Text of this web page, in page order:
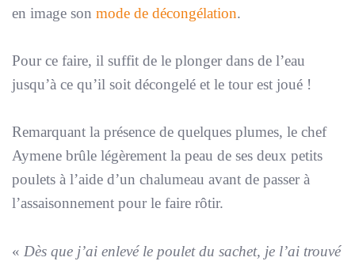
en image son mode de décongélation.
Pour ce faire, il suffit de le plonger dans de l’eau
jusqu’à ce qu’il soit décongelé et le tour est joué !
Remarquant la présence de quelques plumes, le chef
Aymene brûle légèrement la peau de ses deux petits
poulets à l’aide d’un chalumeau avant de passer à
l’assaisonnement pour le faire rôtir.
« Dès que j’ai enlevé le poulet du sachet, je l’ai trouvé